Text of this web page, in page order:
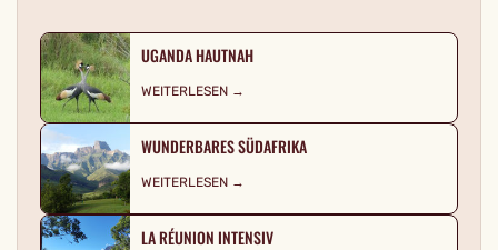
UGANDA HAUTNAH
WEITERLESEN →
WUNDERBARES SÜDAFRIKA
WEITERLESEN →
LA RÉUNION INTENSIV